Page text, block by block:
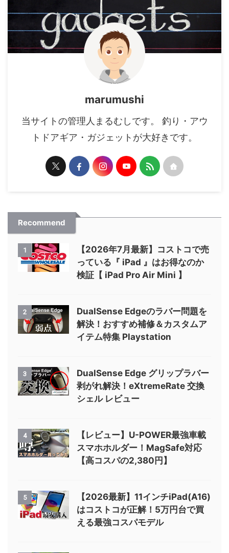
marumushi
当サイトの管理人まるむしです。 釣り・アウ
トドアギア・ガジェットが大好きです。
Recommend
1
【2026年7月最新】コストコで売
っている『 iPad 』はお得なのか
検証【 iPad Pro Air Mini 】
2
DualSense Edgeのラバー問題を
解決！おすすめ補修＆カスタムア
イテム特集 Playstation
3
DualSense Edge グリップラバー
剥がれ解決！eXtremeRate 交換
シェル レビュー
4
【レビュー】U-POWER最強車載
スマホホルダー！MagSafe対応
【高コスパの2,380円】
5
【2026最新】11インチiPad(A16)
はコストコが正解！5万円台で買
える最強コスパモデル